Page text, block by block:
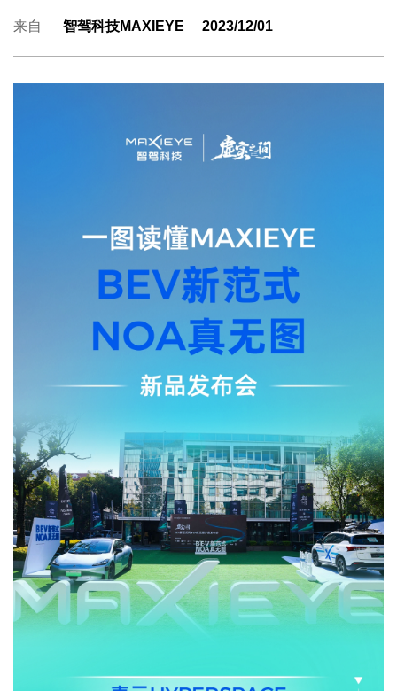
来自 智驾科技MAXIEYE 2023/12/01